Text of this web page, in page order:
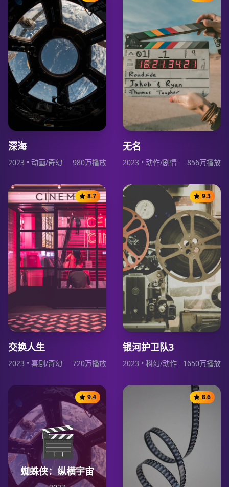
深海
2023 • 动画/奇幻 980万播放
无名
2023 • 动作/剧情 856万播放
8.7
交换人生
2023 • 喜剧/奇幻 720万播放
9.3
银河护卫队3
2023 • 科幻/动作 1650万播放
🎬
蜘蛛侠：纵横宇宙
9.4 8.6